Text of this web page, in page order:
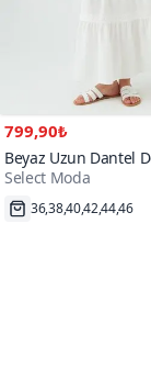
799,90₺
Beyaz Uzun Dantel
Select Moda
Hızlı Kargo